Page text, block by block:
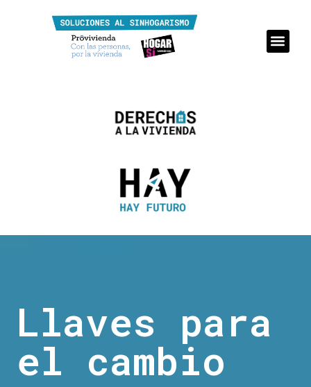
Llaves para
el cambio